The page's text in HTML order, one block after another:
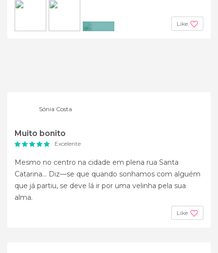
Like
Sónia Costa
Muito bonito
Excelente
Mesmo no centro na cidade em plena rua Santa
Catarina... Diz—se que quando sonhamos com alguém
que já partiu, se deve lá ir por uma velinha pela sua
alma.
Like